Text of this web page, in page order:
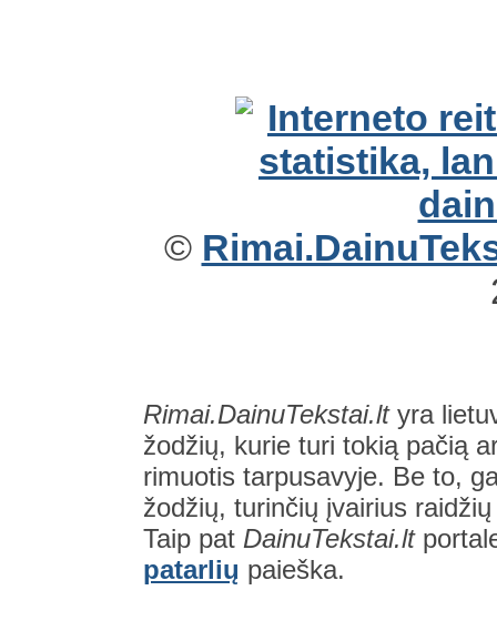
©
Rimai.DainuTekstai.ltyra
žodžių, kurie turi tokią pačią
rimuotis tarpusavyje. Be to,
žodžių, turinčių įvairius
Taip pat DainuTekstai.lt
patarlių paieška.